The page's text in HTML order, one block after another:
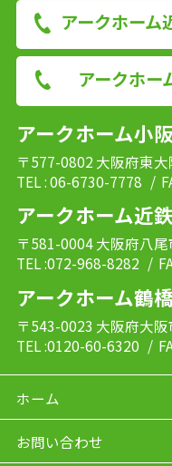
アークホーム
アークホー
アークホーム小
〒577-0802 大阪府東
TEL : 06-6730-7778 /
アークホーム近
〒581-0004 大阪府八
TEL :072-968-8282 /
アークホーム鶴
〒543-0023 大阪府大
TEL :0120-60-6320 /
ホーム
お問い合わせ